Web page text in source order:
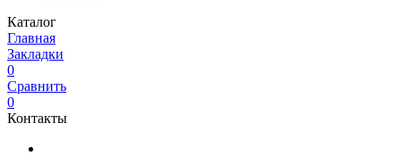
Каталог
Главная
Закладки
0
Сравнить
0
Контакты